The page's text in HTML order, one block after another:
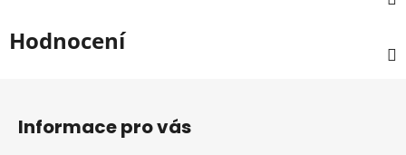
Hodnocení
Informace pro vás